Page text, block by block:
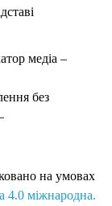
медіа –
без
на умовах
4.0 міжнародна.